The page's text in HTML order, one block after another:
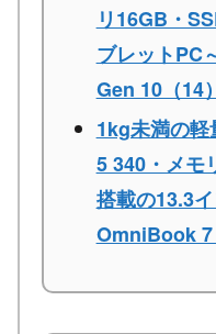
リ16GB・
ブレットPC
Gen 10（14
1kg未満の
5 340・メモ
搭載の13.3
OmniBook 7